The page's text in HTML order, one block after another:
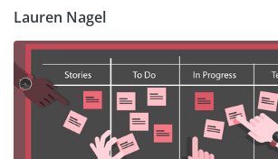
Lauren Nagel